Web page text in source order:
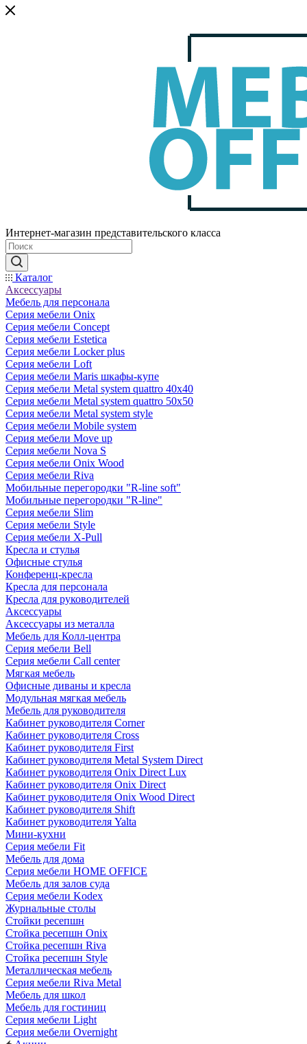
Интернет-магазин представительского класса
Каталог
Аксессуары
Мебель для персонала
Серия мебели Onix
Серия мебели Concept
Серия мебели Estetica
Серия мебели Locker plus
Серия мебели Loft
Серия мебели Maris шкафы-купе
Серия мебели Metal system quattro 40x40
Серия мебели Metal system quattro 50x50
Серия мебели Metal system style
Серия мебели Mobile system
Серия мебели Move up
Серия мебели Nova S
Серия мебели Onix Wood
Серия мебели Riva
Мобильные перегородки "R-line soft"
Мобильные перегородки "R-line"
Серия мебели Slim
Серия мебели Style
Серия мебели X-Pull
Кресла и стулья
Офисные стулья
Конференц-кресла
Кресла для персонала
Кресла для руководителей
Аксессуары
Аксессуары из металла
Мебель для Колл-центра
Серия мебели Bell
Серия мебели Call center
Мягкая мебель
Офисные диваны и кресла
Модульная мягкая мебель
Мебель для руководителя
Кабинет руководителя Corner
Кабинет руководителя Cross
Кабинет руководителя First
Кабинет руководителя Metal System Direct
Кабинет руководителя Onix Direct Lux
Кабинет руководителя Onix Direct
Кабинет руководителя Onix Wood Direct
Кабинет руководителя Shift
Кабинет руководителя Yalta
Мини-кухни
Серия мебели Fit
Мебель для дома
Серия мебели HOME OFFICE
Мебель для залов суда
Серия мебели Kodex
Журнальные столы
Стойки ресепшн
Стойка ресепшн Onix
Стойка ресепшн Riva
Стойка ресепшн Style
Металлическая мебель
Серия мебели Riva Metal
Мебель для школ
Мебель для гостиниц
Серия мебели Light
Серия мебели Overnight